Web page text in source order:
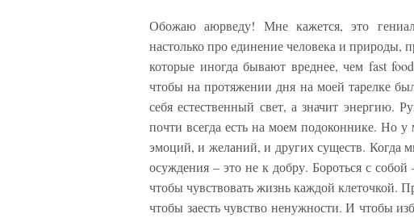
Обожаю аюрведу! Мне кажется, это
настолько про единение человека и
которые иногда бывают вреднее, чем fast
чтобы на протяжении дня на моей тарелке
себя естественный свет, а значит энергию.
почти всегда есть на моем подоконнике. Но у
эмоций, и желаний, и других существ. Когда
осуждения – это не к добру. Бороться с собой
чтобы чувствовать жизнь каждой клеточкой.
чтобы заесть чувство ненужности. И чтобы